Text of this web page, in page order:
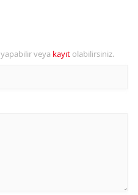
yapabilir veya kayıt olabilirsiniz.